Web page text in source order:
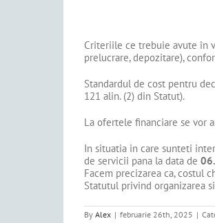
Criteriile ce trebuie avute în
prelucrare, depozitare),
Standardul de cost pentru
121 alin. (2) din Statut).
La ofertele financiare se vor
In situatia in care sunteti
de servicii pana la data de
Facem precizarea ca, costul
Statutul privind organizarea
By Alex | februarie 26th, 2025 |